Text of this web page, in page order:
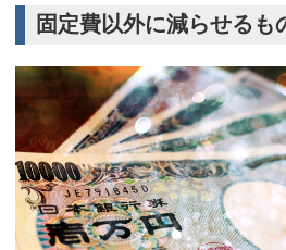
固定費以外に減らせるも